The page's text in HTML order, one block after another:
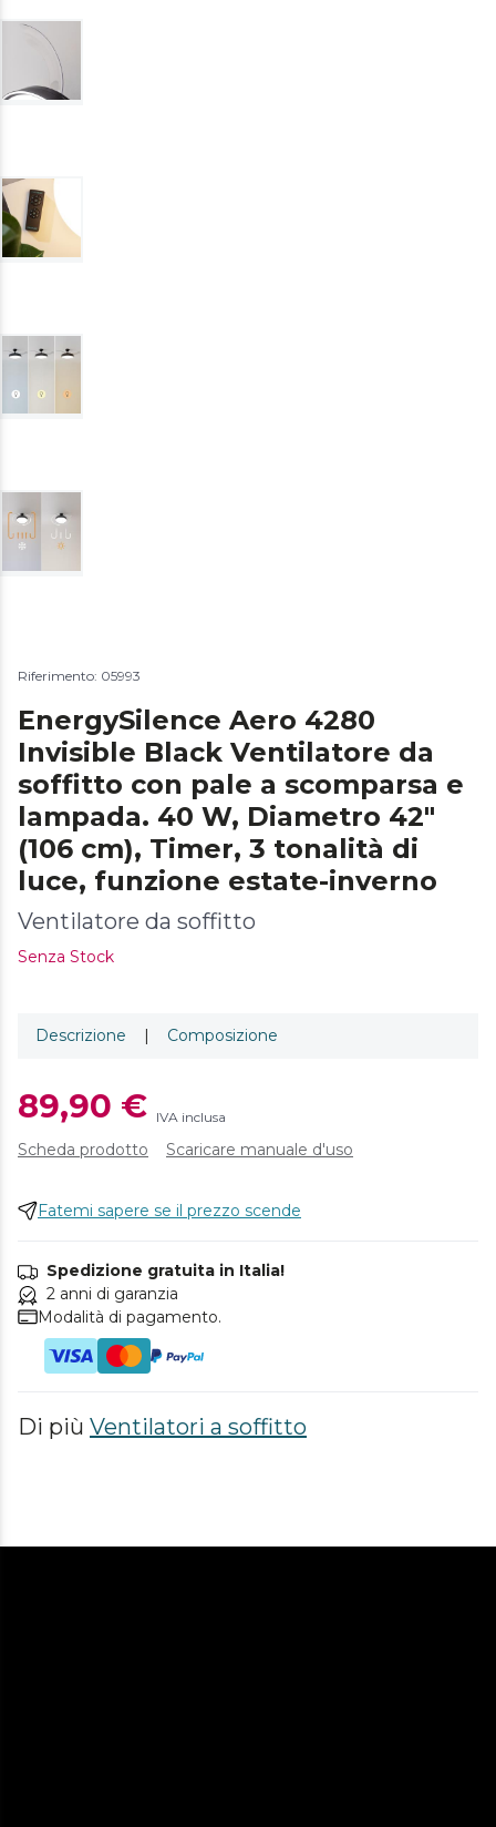
Riferimento: 05993
EnergySilence Aero 4280
Invisible Black Ventilatore da
soffitto con pale a scomparsa e
lampada. 40 W, Diametro 42"
(106 cm), Timer, 3 tonalità di
luce, funzione estate-inverno
Ventilatore da soffitto
Senza Stock
Descrizione | Composizione
89,90 € IVA inclusa
Scheda prodotto Scaricare manuale d'uso
Fatemi sapere se il prezzo scende
Spedizione gratuita in Italia!
2 anni di garanzia
Modalità di pagamento.
Di più Ventilatori a soffitto